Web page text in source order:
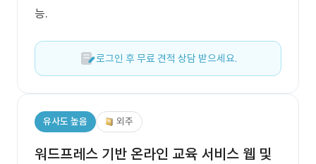
능.
로그인 후 무료 견적 상담 받으세요.
유사도 높음 외주
워드프레스 기반 온라인 교육 서비스 웹 및